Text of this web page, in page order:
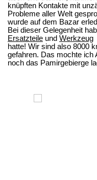
knüpften Kontakte mit
Probleme aller Welt
wurde auf dem Bazar
Bei dieser Gelegenheit
Ersatzteile und Werkzeug
hatte! Wir sind also 8000
gefahren. Das mochte ich
noch das Pamirgebierge